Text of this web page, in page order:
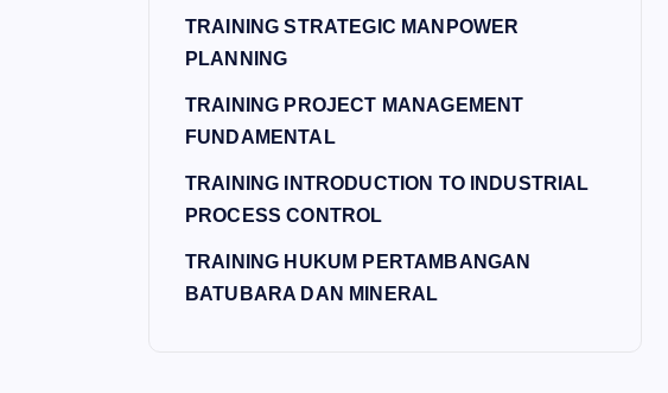
TRAINING STRATEGIC MANPOWER
PLANNING
TRAINING PROJECT MANAGEMENT
FUNDAMENTAL
TRAINING INTRODUCTION TO INDUSTRIAL
PROCESS CONTROL
TRAINING HUKUM PERTAMBANGAN
BATUBARA DAN MINERAL